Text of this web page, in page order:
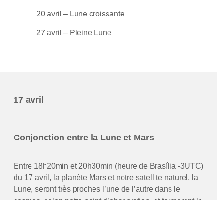
20 avril – Lune croissante
27 avril – Pleine Lune
17 avril
Conjonction entre la Lune et Mars
Entre 18h20min et 20h30min (heure de Brasília -3UTC)
du 17 avril, la planète Mars et notre satellite naturel, la
Lune, seront très proches l’une de l’autre dans le